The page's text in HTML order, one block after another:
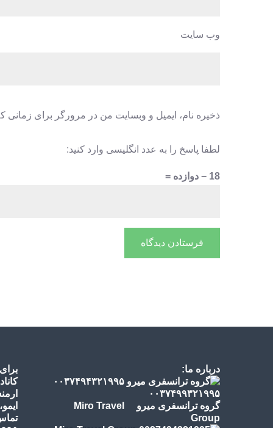
وب‌ سایت
ذخیره نام، ایمیل و وبسایت من در مرورگر برای زمانی
لطفا پاسخ را به عدد انگلیسی وارد کنید:
18 − دوازده =
درباره ما:
گروه ترانسفری میرو Miro Travel
Group